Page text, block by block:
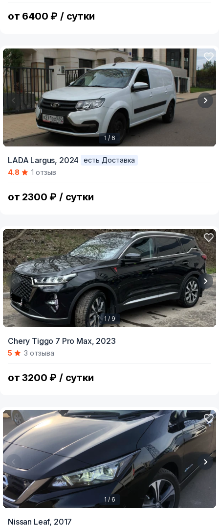
от 6400 ₽ / сутки
of
1 / 6
LADA Largus, 2024
есть Доставка
4.8
1 отзыв
от 2300 ₽ / сутки
of
1 / 9
Chery Tiggo 7 Pro Max, 2023
5 3 отзыва
от 3200 ₽ / сутки
1 / 6
Nissan Leaf, 2017